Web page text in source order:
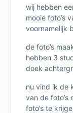
wij hebben
mooie foto’s
voornamelijk
de foto’s
hebben 3
doek
nu vind ik de
van de foto’s
foto’s te